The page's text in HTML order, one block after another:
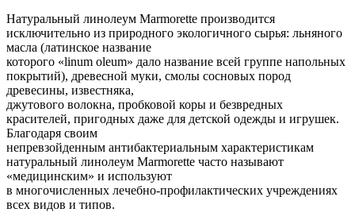
Натуральный линолеум Marmorette производится
исключительно из природного экологичного сырья: льняного
масла (латинское название
которого «linum oleum» дало название всей группе напольных
покрытий), древесной муки, смолы сосновых пород
древесины, известняка,
джутового волокна, пробковой коры и безвредных
красителей, пригодных даже для детской одежды и игрушек.
Благодаря своим
непревзойденным антибактериальным характеристикам
натуральный линолеум Marmorette часто называют
«медицинским» и используют
в многочисленных лечебно-профилактических учреждениях
всех видов и типов.